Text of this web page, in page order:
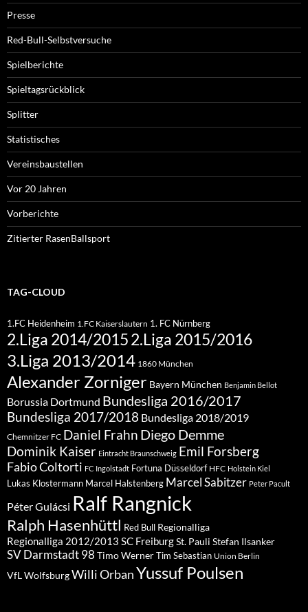
Presse
Red-Bull-Selbstversuche
Spielberichte
Spieltagsrückblick
Splitter
Statistisches
Vereinsbaustellen
Vor 20 Jahren
Vorberichte
Zitierter RasenBallsport
TAG-CLOUD
1.FC Heidenheim 1.FC Kaiserslautern 1. FC Nürnberg
2.Liga 2014/20152.Liga 2015/2016
3.Liga 2013/2014 1860 München
Alexander Zorniger Bayern München Benjamin Bellot
Borussia Dortmund Bundesliga 2016/2017
Bundesliga 2017/2018 Bundesliga 2018/2019
Chemnitzer FC Daniel Frahn Diego Demme
Dominik Kaiser Eintracht Braunschweig Emil Forsberg
Fabio Coltorti FC Ingolstadt Fortuna Düsseldorf HFC Holstein Kiel
Lukas Klostermann Marcel Halstenberg Marcel Sabitzer Peter Pacult
Péter Gulácsi Ralf Rangnick
Ralph Hasenhüttl Red Bull Regionalliga
Regionalliga 2012/2013 SC FreiburgSt. Pauli Stefan Ilsanker
SV Darmstadt 98 Timo WernerTim Sebastian Union Berlin
VfL WolfsburgWilli OrbanYussuf Poulsen